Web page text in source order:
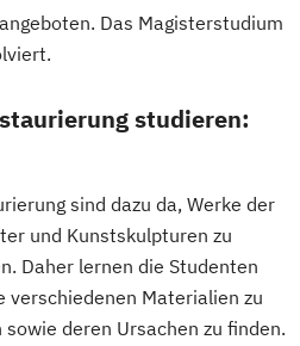
experimentelle
und kommunikative
Erziehung)
Digitale
as Urban Innovation
Das Magisterstudium
studieren:
sind dazu da, Werke der
und Kunstskulpturen zu
Daher lernen die Studenten
verschiedenen Materialien zu
deren Ursachen zu finden.